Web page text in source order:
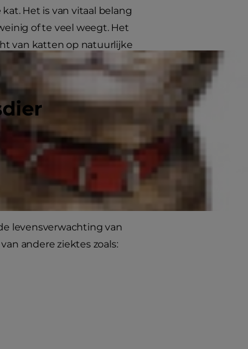
Het is van vitaal belang
of te veel weegt. Het
van katten op natuurlijke
Een gecastreerde
gaan lijden aan overgewicht
veranderingen.
hoe je hen kan bijstaan
een halt toeroepen
levensverwachting van
andere ziektes zoals: